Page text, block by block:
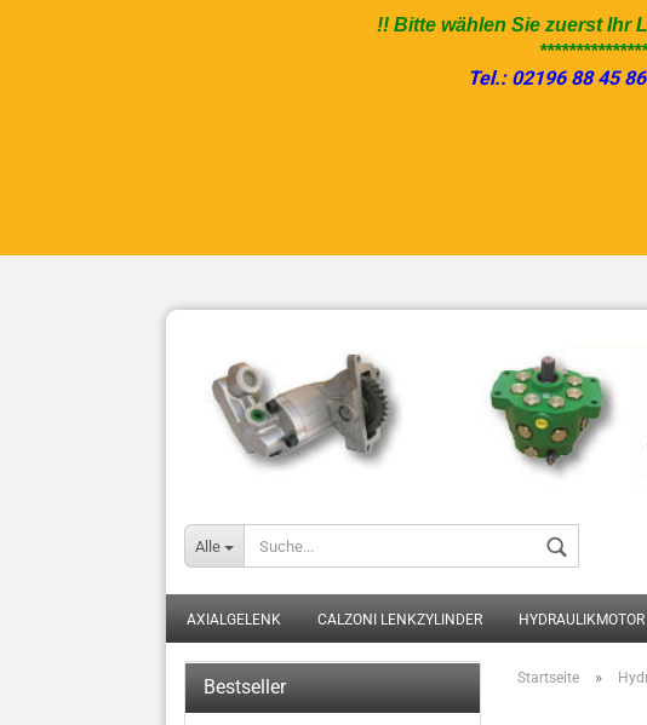
Alle
!! Bitte wählen Sie zuerst Ihr
Tel.: 02196 88 45
AXIALGELENK CALZONI LENKZYLINDER HYDRAULIKMOTOR
Startseite »
Bestseller